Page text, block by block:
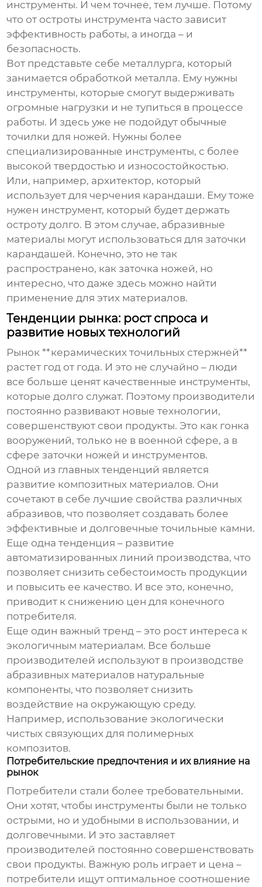
инструменты. И чем точнее, тем лучше. Потому
что от остроты инструмента часто зависит
эффективность работы, а иногда – и
безопасность.
Вот представьте себе металлурга, который
занимается обработкой металла. Ему нужны
инструменты, которые смогут выдерживать
огромные нагрузки и не тупиться в процессе
работы. И здесь уже не подойдут обычные
точилки для ножей. Нужны более
специализированные инструменты, с более
высокой твердостью и износостойкостью.
Или, например, архитектор, который
использует для черчения карандаши. Ему тоже
нужен инструмент, который будет держать
остроту долго. В этом случае, абразивные
материалы могут использоваться для заточки
карандашей. Конечно, это не так
распространено, как заточка ножей, но
интересно, что даже здесь можно найти
применение для этих материалов.
Тенденции рынка: рост спроса и
развитие новых технологий
Рынок **керамических точильных стержней**
растет год от года. И это не случайно – люди
все больше ценят качественные инструменты,
которые долго служат. Поэтому производители
постоянно развивают новые технологии,
совершенствуют свои продукты. Это как гонка
вооружений, только не в военной сфере, а в
сфере заточки ножей и инструментов.
Одной из главных тенденций является
развитие композитных материалов. Они
сочетают в себе лучшие свойства различных
абразивов, что позволяет создавать более
эффективные и долговечные точильные камни.
Еще одна тенденция – развитие
автоматизированных линий производства, что
позволяет снизить себестоимость продукции
и повысить ее качество. И все это, конечно,
приводит к снижению цен для конечного
потребителя.
Еще один важный тренд – это рост интереса к
экологичным материалам. Все больше
производителей используют в производстве
абразивных материалов натуральные
компоненты, что позволяет снизить
воздействие на окружающую среду.
Например, использование экологически
чистых связующих для полимерных
композитов.
Потребительские предпочтения и их влияние на
рынок
Потребители стали более требовательными.
Они хотят, чтобы инструменты были не только
острыми, но и удобными в использовании, и
долговечными. И это заставляет
производителей постоянно совершенствовать
свои продукты. Важную роль играет и цена –
потребители ищут оптимальное соотношение